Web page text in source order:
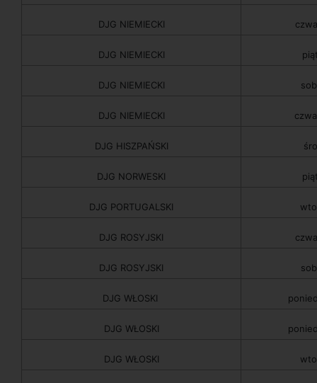
DJG NIEMIECKI
DJG NIEMIECKI
DJG NIEMIECKI
DJG NIEMIECKI
DJG HISZPAŃSKI
DJG NORWESKI
DJG PORTUGALSKI
DJG ROSYJSKI
DJG ROSYJSKI
DJG WŁOSKI
DJG WŁOSKI
DJG WŁOSKI